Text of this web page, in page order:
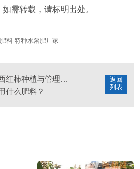
需转载，请标明出处。
料 特种水溶肥厂家
返回
列表
早春大棚西红柿种植与管理技术
什么肥料？